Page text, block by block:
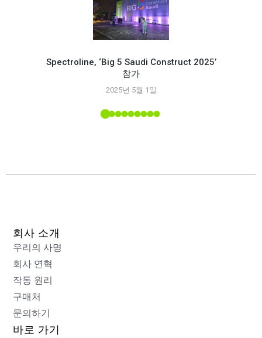
Spectroline, ‘Big 5 Saudi Construct 2025’
참가
2025년 5월 1일
회사 소개
우리의 사명
회사 연혁
작동 원리
구매처
문의하기
바로 가기